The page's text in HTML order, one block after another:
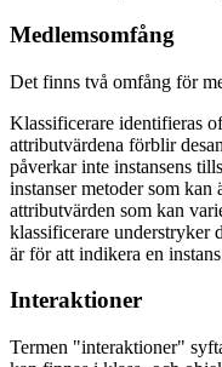
Medlemsomfång
Det finns två omfång för
Klassificerare identifieras
attributvärdena förblir
påverkar inte instansens
instanser metoder som kan
attributvärden som kan
klassificerare understryker
är för att indikera en
Interaktioner
Termen "interaktioner"